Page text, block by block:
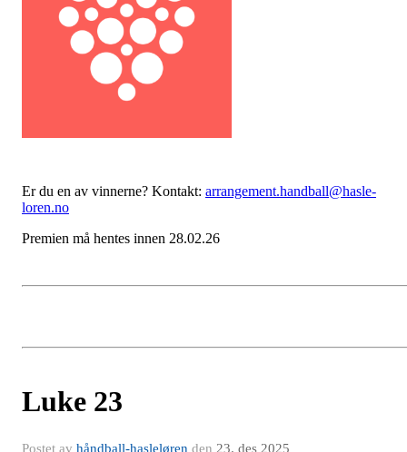
Er du en av vinnerne? Kontakt: arrangement.handball@hasle-
loren.no
Premien må hentes innen 28.02.26
Luke 23
Postet av håndball-hasleløren den 23. des 2025